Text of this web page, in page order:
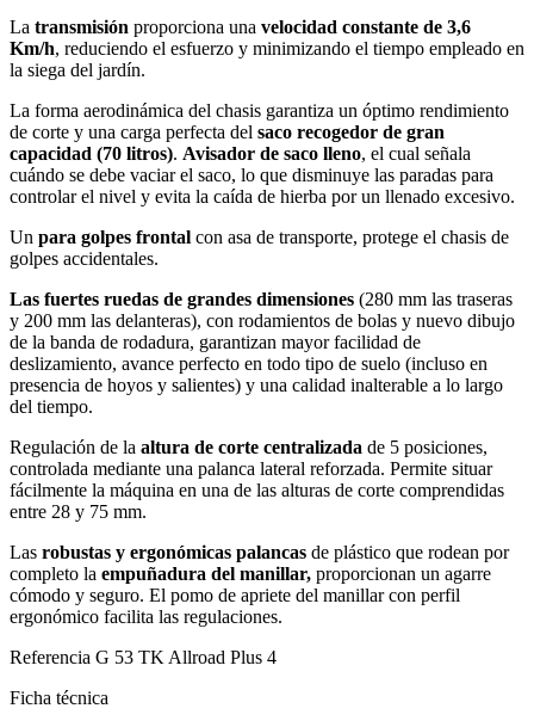
La transmisión proporciona una velocidad constante de 3,6
Km/h, reduciendo el esfuerzo y minimizando el tiempo empleado en
la siega del jardín.
La forma aerodinámica del chasis garantiza un óptimo rendimiento
de corte y una carga perfecta del saco recogedor de gran
capacidad (70 litros). Avisador de saco lleno, el cual señala
cuándo se debe vaciar el saco, lo que disminuye las paradas para
controlar el nivel y evita la caída de hierba por un llenado excesivo.
Un para golpes frontal con asa de transporte, protege el chasis de
golpes accidentales.
Las fuertes ruedas de grandes dimensiones (280 mm las traseras
y 200 mm las delanteras), con rodamientos de bolas y nuevo dibujo
de la banda de rodadura, garantizan mayor facilidad de
deslizamiento, avance perfecto en todo tipo de suelo (incluso en
presencia de hoyos y salientes) y una calidad inalterable a lo largo
del tiempo.
Regulación de la altura de corte centralizada de 5 posiciones,
controlada mediante una palanca lateral reforzada. Permite situar
fácilmente la máquina en una de las alturas de corte comprendidas
entre 28 y 75 mm.
Las robustas y ergonómicas palancas de plástico que rodean por
completo la empuñadura del manillar, proporcionan un agarre
cómodo y seguro. El pomo de apriete del manillar con perfil
ergonómico facilita las regulaciones.
Referencia G 53 TK Allroad Plus 4
Ficha técnica